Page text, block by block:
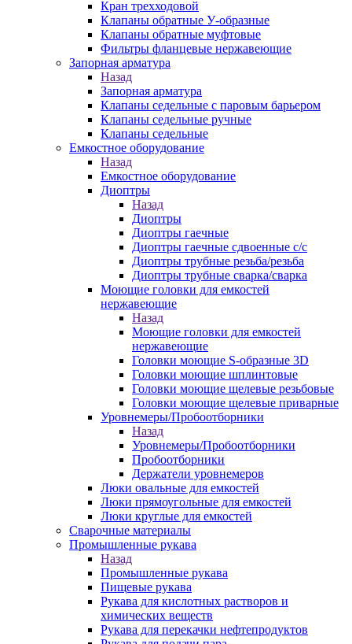
Кран трехходовой
Клапаны обратные У-образные
Клапаны обратные муфтовые
Фильтры фланцевые нержавеющие
Запорная арматура
Назад
Запорная арматура
Клапаны седельные с паровым барьером
Клапаны седельные ручные
Клапаны седельные
Емкостное оборудование
Назад
Емкостное оборудование
Диоптры
Назад
Диоптры
Диоптры гаечные
Диоптры гаечные сдвоенные c/c
Диоптры трубные резьба/резьба
Диоптры трубные сварка/сварка
Моющие головки для емкостей
нержавеющие
Назад
Моющие головки для емкостей
нержавеющие
Головки моющие S-образные 3D
Головки моющие шплинтовые
Головки моющие щелевые резьбовые
Головки моющие щелевые приварные
Уровнемеры/Пробоотборники
Назад
Уровнемеры/Пробоотборники
Пробоотборники
Держатели уровнемеров
Люки овальные для емкостей
Люки прямоугольные для емкостей
Люки круглые для емкостей
Сварочные материалы
Промышленные рукава
Назад
Промышленные рукава
Пищевые рукава
Рукава для кислотных растворов и
химических веществ
Рукава для перекачки нефтепродуктов